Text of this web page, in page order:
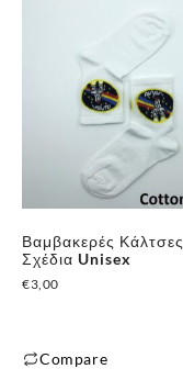
Βαμβακερές Κάλτσες
Σχέδια Unisex
€3,00
Compare